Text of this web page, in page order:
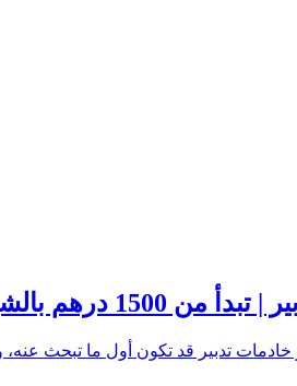
1500 درهم بالشهر
خادمات تدبير قد تكون أول ما تبحث